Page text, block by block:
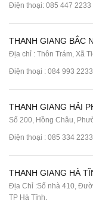
Điện thoại: 085 447 2233
THANH GIANG BẮC
Địa chỉ : Thôn Trám, Xã
Điện thoại : 084 993 2233
THANH GIANG HẢI
Số 200, Hồng Châu,
Điện thoại : 085 334 2233
THANH GIANG HÀ
Địa Chỉ :Số nhà 410,
TP Hà Tĩnh.